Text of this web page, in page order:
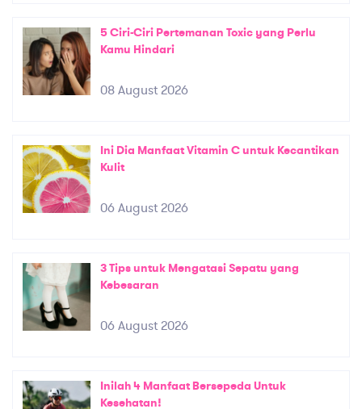
5 Ciri-Ciri Pertemanan Toxic yang Perlu
Kamu Hindari
08 August 2026
Ini Dia Manfaat Vitamin C untuk Kecantikan
Kulit
06 August 2026
3 Tips untuk Mengatasi Sepatu yang
Kebesaran
06 August 2026
Inilah 4 Manfaat Bersepeda Untuk
Kesehatan!